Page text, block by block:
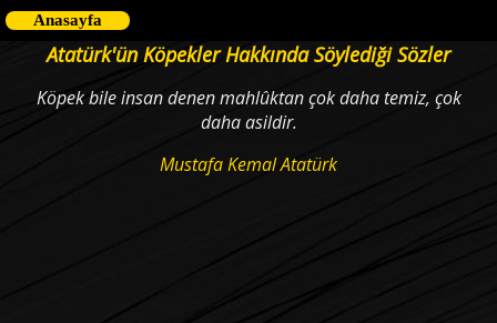
Anasayfa
Atatürk'ün Köpekler Hakkında Söylediği Sözler
Köpek bile insan denen mahlûktan çok daha temiz, çok
daha asildir.
Mustafa Kemal Atatürk